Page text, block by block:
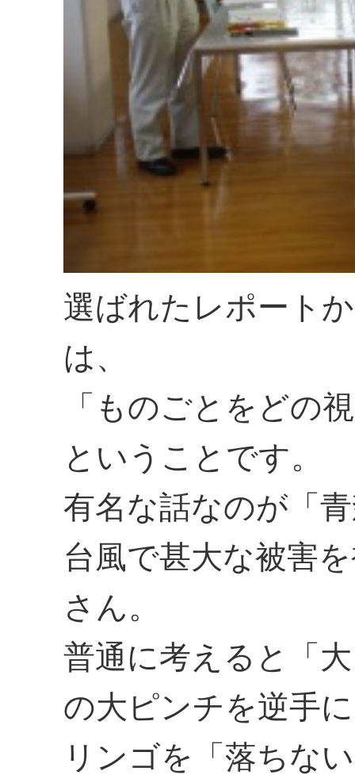
選ばれたレポート
は、
「ものごとをどの
ということです。
有名な話なのが「
台風で甚大な被害
さん。
普通に考えると「
の大ピンチを逆手
リンゴを「落ちな